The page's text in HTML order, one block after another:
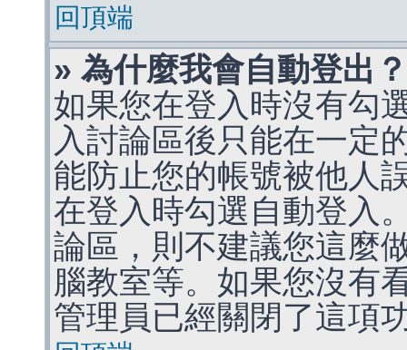
回頂端
» 為什麼我會自動登出？
如果您在登入時沒有勾
入討論區後只能在一定
能防止您的帳號被他人
在登入時勾選自動登入
論區，則不建議您這麼
腦教室等。如果您沒有
管理員已經關閉了這項